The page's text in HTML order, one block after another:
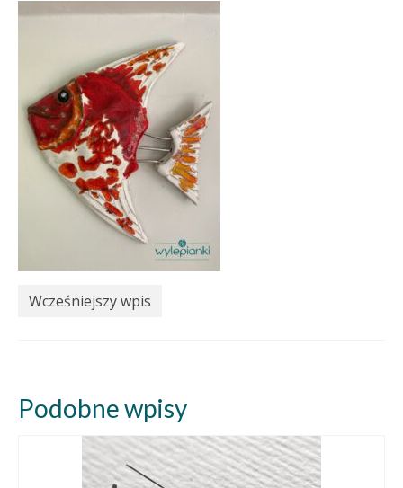
Wcześniejszy wpis
Podobne wpisy